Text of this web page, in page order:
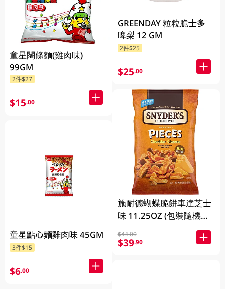
童星闊條麵(雞肉味)
99GM
2件$27
$15.00
童星點心麵雞肉味 45GM
3件$15
$6.00
GREENDAY 粒粒脆士多
啤梨 12 GM
2件$25
$25.00
施耐德蝴蝶脆餅車達芝士
味 11.25OZ (包裝隨機發
$44.00
$39.90